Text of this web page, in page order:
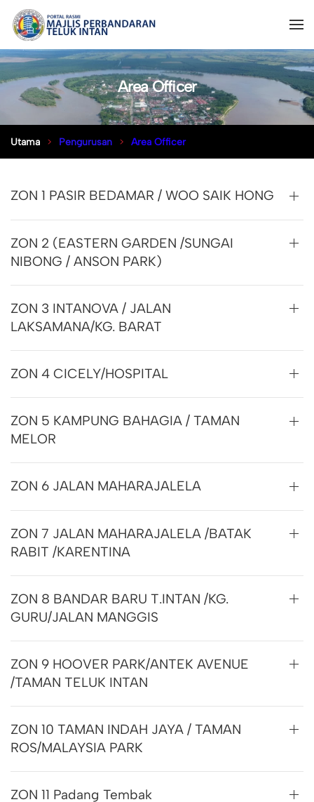
Area Officer
Utama Pengurusan Area Officer
ZON 1 PASIR BEDAMAR / WOO SAIK HONG
ZON 2 (EASTERN GARDEN /SUNGAI
NIBONG / ANSON PARK)
ZON 3 INTANOVA / JALAN
LAKSAMANA/KG. BARAT
ZON 4 CICELY/HOSPITAL
ZON 5 KAMPUNG BAHAGIA / TAMAN
MELOR
ZON 6 JALAN MAHARAJALELA
ZON 7 JALAN MAHARAJALELA /BATAK
RABIT /KARENTINA
ZON 8 BANDAR BARU T.INTAN /KG.
GURU/JALAN MANGGIS
ZON 9 HOOVER PARK/ANTEK AVENUE
/TAMAN TELUK INTAN
ZON 10 TAMAN INDAH JAYA / TAMAN
ROS/MALAYSIA PARK
ZON 11 Padang Tembak